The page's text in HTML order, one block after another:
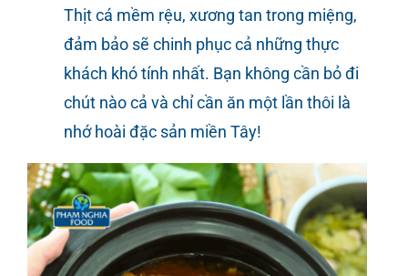
Thịt cá mềm rệu, xương tan trong miệng,
đảm bảo sẽ chinh phục cả những thực
khách khó tính nhất. Bạn không cần bỏ đi
chút nào cả và chỉ cần ăn một lần thôi là
nhớ hoài đặc sản miền Tây!